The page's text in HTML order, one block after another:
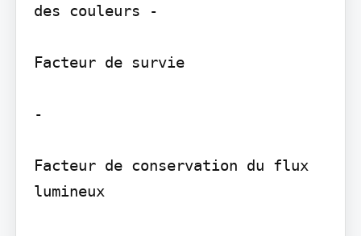
des couleurs -
Facteur de survie
-
Facteur de conservation du flux
lumineux